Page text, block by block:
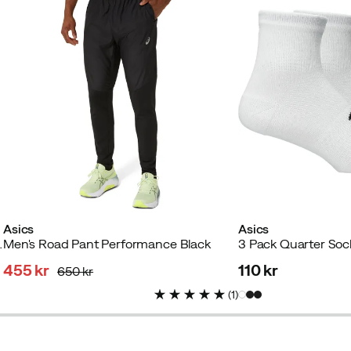
Cream
Asics
Men's Road Pant Performance Black
455 kr 650 kr
(1)
Asics
3 Pack Quarter
price
110 kr